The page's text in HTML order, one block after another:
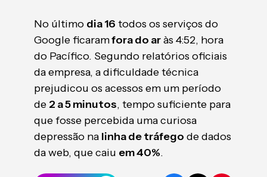
No último dia 16 todos os serviços do
Google ficaramfora do aràs 4:52, hora
do Pacífico. Segundo relatórios oficiais
da empresa, a dificuldade técnica
prejudicou os acessos em um período
de 2 a 5 minutos, tempo suficiente para
que fosse percebida uma curiosa
depressão na linha de tráfego de dados
da web, que caiu em 40%.